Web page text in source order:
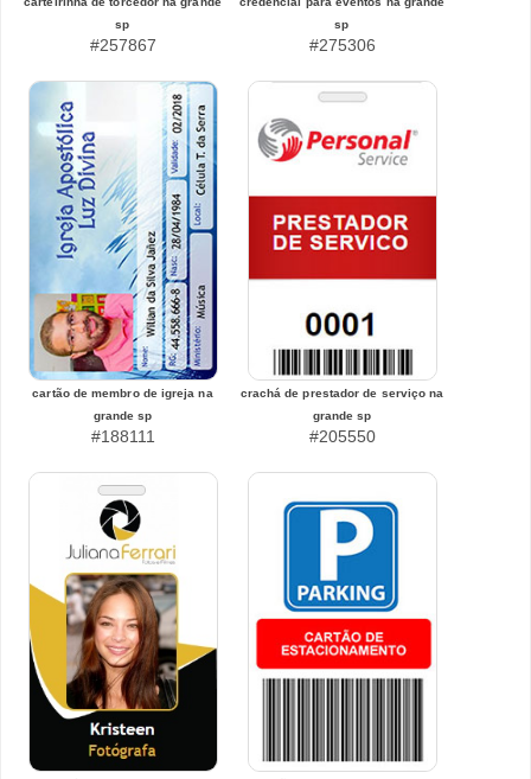
sp
#257867
sp
#275306
cartão de membro de igreja na
grande sp
#188111
crachá de prestador de serviço na
grande sp
#205550